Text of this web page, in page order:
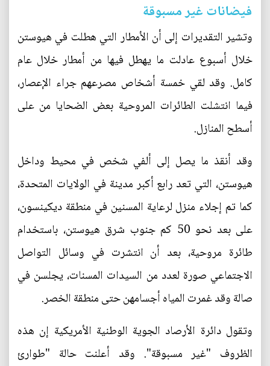
فيضانات غير مسبوقة
وتشير التقديرات إلى أن الأمطار التي هطلت في هيوستن
خلال أسبوع عادلت ما يهطل فيها من أمطار خلال عام
كامل. وقد لقي خمسة أشخاص مصرعهم جراء الإعصار،
فيما انتشلت الطائرات المروحية بعض الضحايا من على
أسطح المنازل.
وقد أنقذ ما يصل إلى ألفي شخص في محيط وداخل
هيوستن، التي تعد رابع أكبر مدينة في الولايات المتحدة،
كما تم إجلاء منزل لرعاية المسنين في منطقة ديكينسون،
على بعد نحو 50 كم جنوب شرق هيوستن، باستخدام
طائرة مروحية، بعد أن انتشرت في وسائل التواصل
الاجتماعي صورة لعدد من السيدات المسنات، يجلسن في
صالة وقد غمرت المياه أجسامهن حتى منطقة الخصر.
وتقول دائرة الأرصاد الجوية الوطنية الأمريكية إن هذه
الظروف "غير مسبوقة". وقد أعلنت حالة "طوارئ